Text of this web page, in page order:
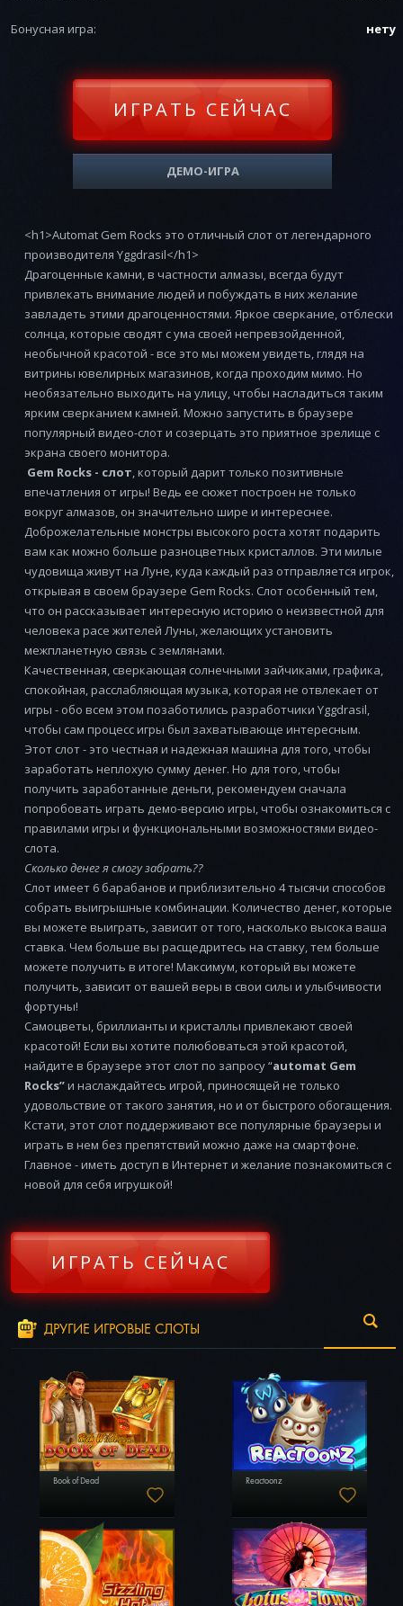
Бонусная игра: нету
ИГРАТЬ СЕЙЧАС
ДЕМО-ИГРА
<h1>Automat Gem Rocks это отличный слот от легендарного
производителя Yggdrasil</h1>
Драгоценные камни, в частности алмазы, всегда будут
привлекать внимание людей и побуждать в них желание
завладеть этими драгоценностями. Яркое сверкание, отблески
солнца, которые сводят с ума своей непревзойденной,
необычной красотой - все это мы можем увидеть, глядя на
витрины ювелирных магазинов, когда проходим мимо. Но
необязательно выходить на улицу, чтобы насладиться таким
ярким сверканием камней. Можно запустить в браузере
популярный видео-слот и созерцать это приятное зрелище с
экрана своего монитора.
Gem Rocks - слот, который дарит только позитивные
впечатления от игры! Ведь ее сюжет построен не только
вокруг алмазов, он значительно шире и интереснее.
Доброжелательные монстры высокого роста хотят подарить
вам как можно больше разноцветных кристаллов. Эти милые
чудовища живут на Луне, куда каждый раз отправляется игрок,
открывая в своем браузере Gem Rocks. Слот особенный тем,
что он рассказывает интересную историю о неизвестной для
человека расе жителей Луны, желающих установить
межпланетную связь с землянами.
Качественная, сверкающая солнечными зайчиками, графика,
спокойная, расслабляющая музыка, которая не отвлекает от
игры - обо всем этом позаботились разработчики Yggdrasil,
чтобы сам процесс игры был захватывающе интересным.
Этот слот - это честная и надежная машина для того, чтобы
заработать неплохую сумму денег. Но для того, чтобы
получить заработанные деньги, рекомендуем сначала
попробовать играть демо-версию игры, чтобы ознакомиться с
правилами игры и функциональными возможностями видео-
слота.
Сколько денег я смогу забрать??
Слот имеет 6 барабанов и приблизительно 4 тысячи способов
собрать выигрышные комбинации. Количество денег, которые
вы можете выиграть, зависит от того, насколько высока ваша
ставка. Чем больше вы расщедритесь на ставку, тем больше
можете получить в итоге! Максимум, который вы можете
получить, зависит от вашей веры в свои силы и улыбчивости
фортуны!
Самоцветы, бриллианты и кристаллы привлекают своей
красотой! Если вы хотите полюбоваться этой красотой,
найдите в браузере этот слот по запросу “automat Gem
Rocks”и наслаждайтесь игрой, приносящей не только
удовольствие от такого занятия, но и от быстрого обогащения.
Кстати, этот слот поддерживают все популярные браузеры и
играть в нем без препятствий можно даже на смартфоне.
Главное - иметь доступ в Интернет и желание познакомиться с
новой для себя игрушкой!
ИГРАТЬ СЕЙЧАС
ДРУГИЕ ИГРОВЫЕ СЛОТЫ
Book of Dead Reactoonz